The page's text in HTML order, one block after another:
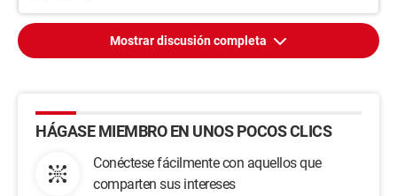
Mostrar discusión completa
HÁGASE MIEMBRO EN UNOS POCOS CLICS
Conéctese fácilmente con aquellos que
comparten sus intereses